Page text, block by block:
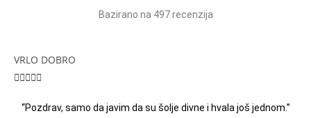
Bazirano na 497 recenzija
VRLO DOBRO

“Pozdrav, samo da javim da su šolje divne i hvala još jednom.”